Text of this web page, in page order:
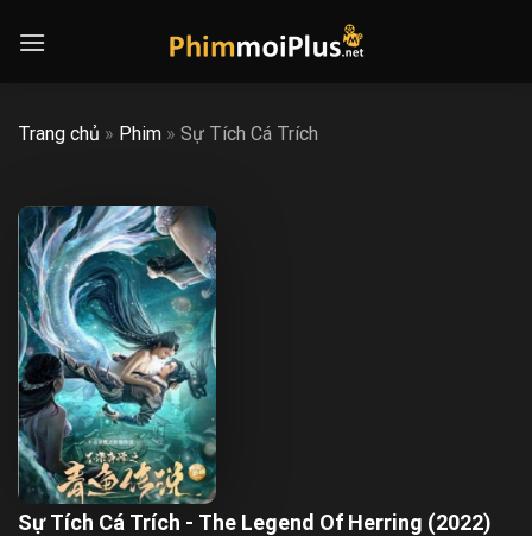
Trang chủ » Phim » Sự Tích Cá Trích
Sự Tích Cá Trích - The Legend Of Herring (2022)